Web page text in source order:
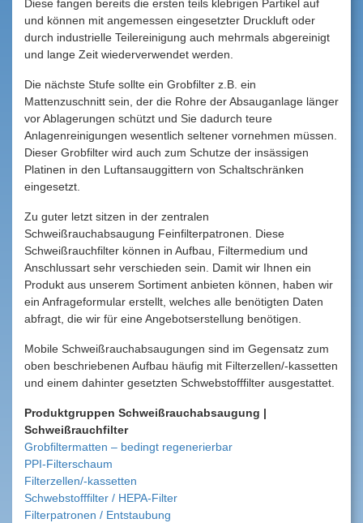
Diese fangen bereits die ersten teils klebrigen Partikel auf
und können mit angemessen eingesetzter Druckluft oder
durch industrielle Teilereinigung auch mehrmals abgereinigt
und lange Zeit wiederverwendet werden.
Die nächste Stufe sollte ein Grobfilter z.B. ein
Mattenzuschnitt sein, der die Rohre der Absauganlage länger
vor Ablagerungen schützt und Sie dadurch teure
Anlagenreinigungen wesentlich seltener vornehmen müssen.
Dieser Grobfilter wird auch zum Schutze der insässigen
Platinen in den Luftansauggittern von Schaltschränken
eingesetzt.
Zu guter letzt sitzen in der zentralen
Schweißrauchabsaugung Feinfilterpatronen. Diese
Schweißrauchfilter können in Aufbau, Filtermedium und
Anschlussart sehr verschieden sein. Damit wir Ihnen ein
Produkt aus unserem Sortiment anbieten können, haben wir
ein Anfrageformular erstellt, welches alle benötigten Daten
abfragt, die wir für eine Angebotserstellung benötigen.
Mobile Schweißrauchabsaugungen sind im Gegensatz zum
oben beschriebenen Aufbau häufig mit Filterzellen/-kassetten
und einem dahinter gesetzten Schwebstofffilter ausgestattet.
Produktgruppen Schweißrauchabsaugung |
Schweißrauchfilter
Grobfiltermatten – bedingt regenerierbar
PPI-Filterschaum
Filterzellen/-kassetten
Schwebstofffilter / HEPA-Filter
Filterpatronen / Entstaubung